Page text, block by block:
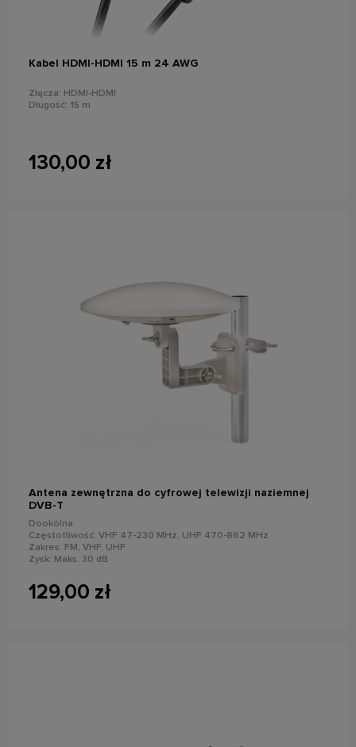
Kabel HDMI-HDMI 15 m 24 AWG
Złącza: HDMI-HDMI
Długość: 15 m
130,00 zł
Antena zewnętrzna do cyfrowej telewizji naziemnej
DVB-T
Dookólna
Częstotliwość: VHF 47-230 MHz, UHF 470-862 MHz
Zakres: FM, VHF, UHF
Zysk: Maks. 30 dB
129,00 zł